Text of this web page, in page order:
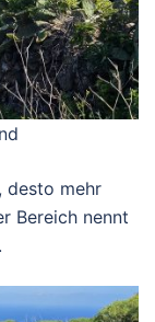
desto mehr
Bereich nennt